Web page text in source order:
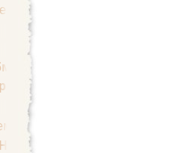
способности
веществ